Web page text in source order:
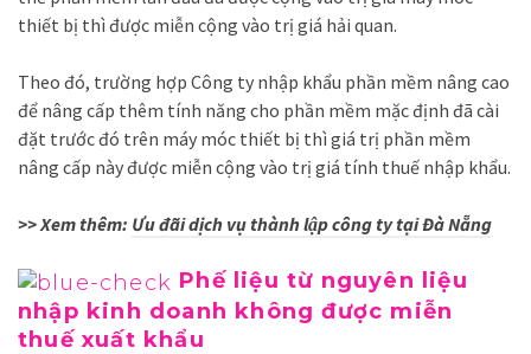
thiết bị thì được miễn cộng vào trị giá hải quan.
Theo đó, trường hợp Công ty nhập khẩu phần mềm nâng cao
để nâng cấp thêm tính năng cho phần mềm mặc định đã cài
đặt trước đó trên máy móc thiết bị thì giá trị phần mềm
nâng cấp này được miễn cộng vào trị giá tính thuế nhập khẩu.
>> Xem thêm: Ưu đãi dịch vụ thành lập công ty tại Đà Nẵng
Phế liệu từ nguyên liệu
nhập kinh doanh không được miễn
thuế xuất khẩu